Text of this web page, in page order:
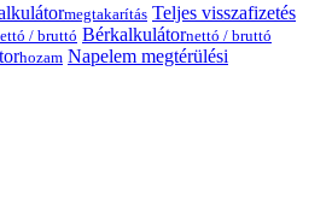
megtakarítás Teljes visszafizetés
/ bruttó Bérkalkulátornettó / bruttó
hozam Napelem megtérülési